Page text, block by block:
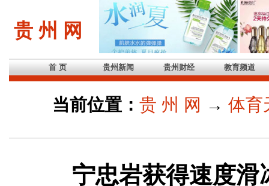
贵 州 网
首 页 贵州新闻 贵州财经 教育频道
当前位置： 贵 州 网 → 体育
宁忠岩获得速度滑